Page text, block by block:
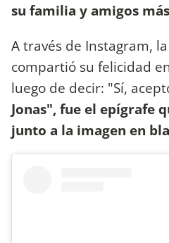
su familia y amigos
A través de Instagram,
compartió su felicidad
luego de decir: "Sí,
Jonas", fue el epígrafe
junto a la imagen en